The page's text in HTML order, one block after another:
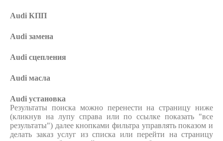
Audi КПП
Audi замена
Audi сцепления
Audi масла
Audi установка
Результаты поиска можно перенести на страницу ниже
(кликнув на лупу справа или по ссылке показать "все
результаты") далее кнопками фильтра управлять показом и
делать заказ услуг из списка или перейти на страницу